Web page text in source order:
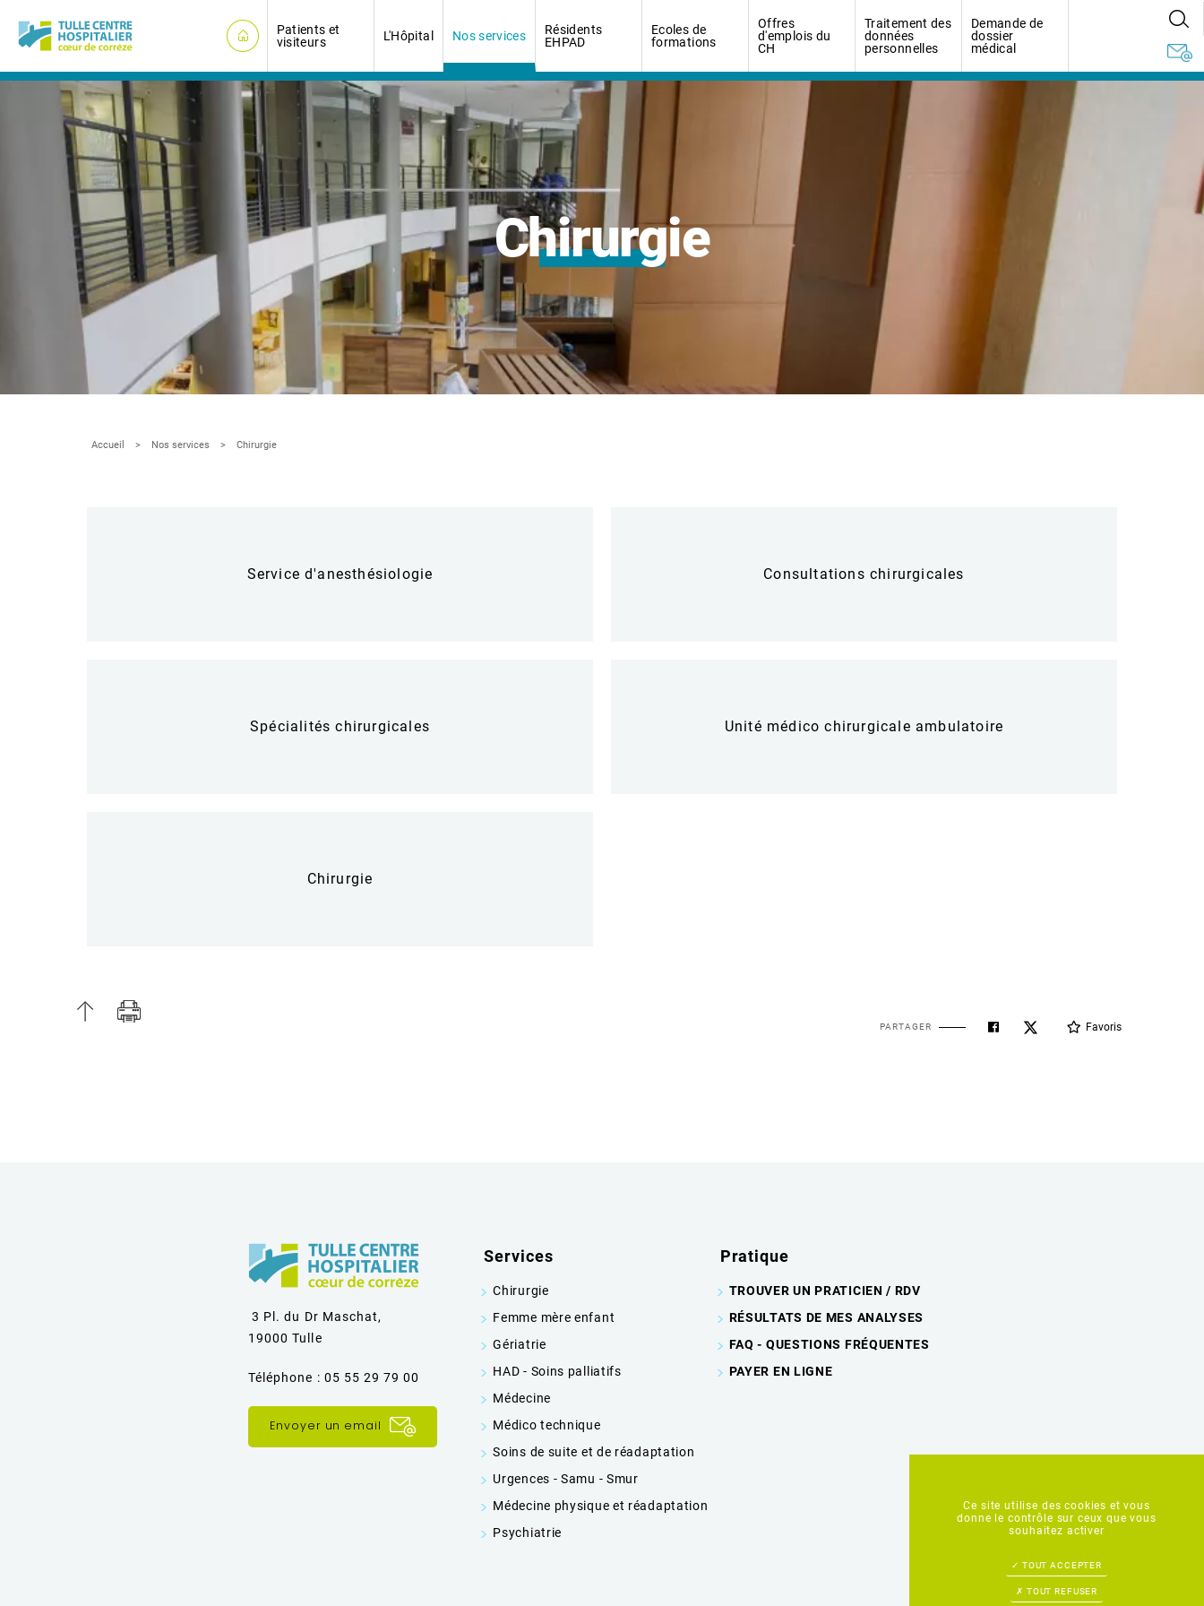
Patients et
visiteurs
L'Hôpital Nos services
Résidents
EHPAD
Ecoles de
formations
Offres
d'emplois du
CH
Traitement des
données
personnelles
Demande de
dossier
médical
Chirurgie
Accueil Nos services Chirurgie
Service d'anesthésiologie Consultations chirurgicales
Spécialités chirurgicales Unité médico chirurgicale ambulatoire
Chirurgie
PARTAGER Favoris
3 Pl. du Dr Maschat,
19000 Tulle
Téléphone : 05 55 29 79 00
Envoyer un email
Services
Chirurgie
Femme mère enfant
Gériatrie
HAD - Soins palliatifs
Médecine
Médico technique
Soins de suite et de réadaptation
Urgences - Samu - Smur
Médecine physique et réadaptation
Psychiatrie
Pratique
TROUVER UN PRATICIEN / RDV
RÉSULTATS DE MES ANALYSES
FAQ - QUESTIONS FRÉQUENTES
PAYER EN LIGNE
Ce site utilise des cookies et vous
donne le contrôle sur ceux que vous
souhaitez activer
TOUT ACCEPTER
TOUT REFUSER